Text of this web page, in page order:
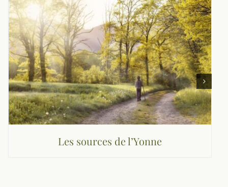
Les sources de l’Yonne